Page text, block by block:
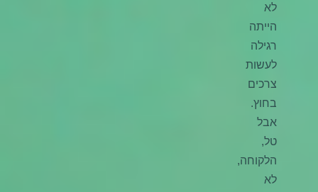
לא
הייתה
רגילה
לעשות
צרכים
בחוץ.
אבל
טל,
הלקוחה,
לא